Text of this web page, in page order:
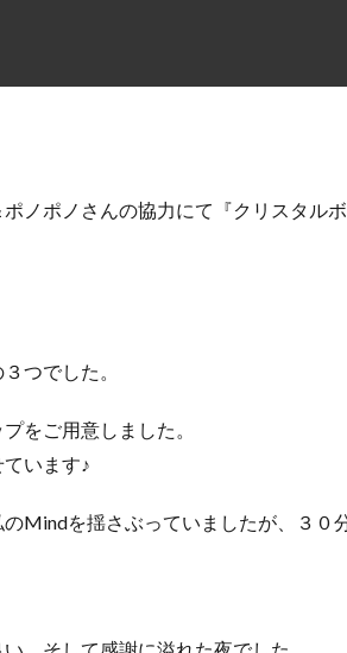
ノポノさんの協力にて『クリスタル
つでした。
をご用意しました。
います♪
Mindを揺さぶっていましたが、３０
、そして感謝に溢れた夜でした。